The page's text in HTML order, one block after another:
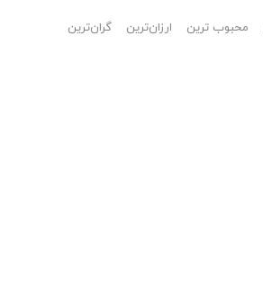
محبوب ترین ارزان‌ترین گران‌ترین